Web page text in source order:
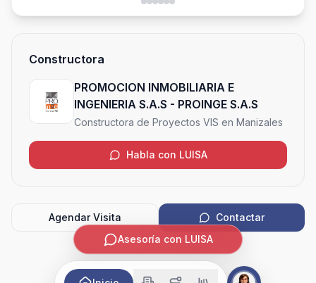
Constructora
PROMOCION INMOBILIARIA E
INGENIERIA S.A.S - PROINGE S.A.S
Constructora de Proyectos VIS en Manizales
Habla con LUISA
Agendar Visita
Contactar
Asesoría con LUISA